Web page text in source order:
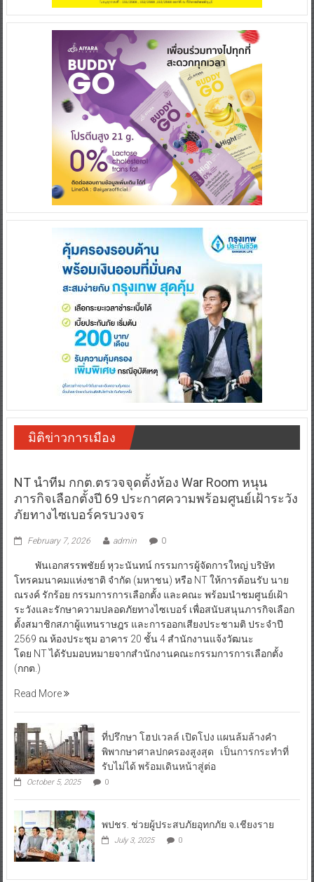
มิติข่าวการเมือง
NT นำทีม กกต.ตรวจจุดตั้งห้อง War Room หนุน
ภารกิจเลือกตั้งปี 69 ประกาศความพร้อมศูนย์เฝ้าระวัง
ภัยทางไซเบอร์ครบวงจร
February 7, 2026 admin 0
พันเอกสรรพชัยย์ หุวะนันทน์ กรรมการผู้จัดการใหญ่ บริษัท
โทรคมนาคมแห่งชาติ จำกัด (มหาชน) หรือ NT ให้การต้อนรับ นาย
ณรงค์ รักร้อย กรรมการการเลือกตั้ง และคณะ พร้อมนำชมศูนย์เฝ้า
ระวังและรักษาความปลอดภัยทางไซเบอร์ เพื่อสนับสนุนภารกิจเลือก
ตั้งสมาชิกสภาผู้แทนราษฎร และการออกเสียงประชามติ ประจำปี
2569 ณ ห้องประชุม อาคาร 20 ชั้น 4 สำนักงานแจ้งวัฒนะ
โดย NT ได้รับมอบหมายจากสำนักงานคณะกรรมการการเลือกตั้ง
(กกต.)
Read More
ที่ปรึกษา โฮปเวลล์ เปิดโปง แผนล้มล้างคำ
พิพากษาศาลปกครองสูงสุด เป็นการกระทำที่
รับไม่ได้ พร้อมเดินหน้าสู่ต่อ
October 5, 2025 0
พปชร. ช่วยผู้ประสบภัยอุทกภัย จ.เชียงราย
July 3, 2025 0